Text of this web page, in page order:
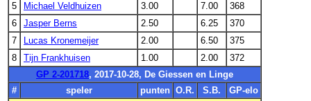
5
Michael Veldhuizen 3.00 7.00
368
6
Jasper Berns 2.50 6.25
370
7
Lucas Kronemeijer 2.00 6.50
375
8
Tijn Frankhuisen 1.00 2.00
372
GP 2-201718, 2017-10-28, De Giessen en Linge
#
speler punten O.R. S.B.
GP-elo